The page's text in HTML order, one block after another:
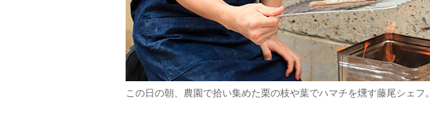
この日の朝、農園で拾い集めた栗の枝や葉でハマチを燻す藤尾シェフ。